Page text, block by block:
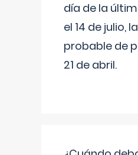
día de la
el 14 de julio,
probable de
21 de abril.